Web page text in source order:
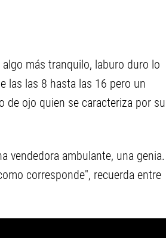
más tranquilo, laburo duro lo
las las 8 hasta las 16 pero un
de ojo quien se caracteriza por su
vendedora ambulante, una genia.
corresponde", recuerda entre